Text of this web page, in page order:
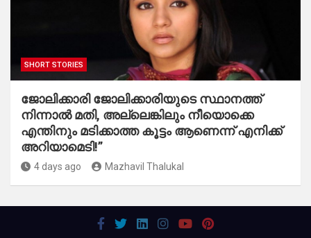
SHORT STORIES
ജോലിക്കാരി ജോലിക്കാരിയുടെ സ്ഥാനത്ത്
നിന്നാൽ മതി, അല്ലെങ്കിലും നീയൊക്കെ
എന്തിനും മടിക്കാത്ത കൂട്ടം ആണെന്ന് എനിക്ക്
അറിയാമെടി!”
4 days ago Mazhavil Thalukal